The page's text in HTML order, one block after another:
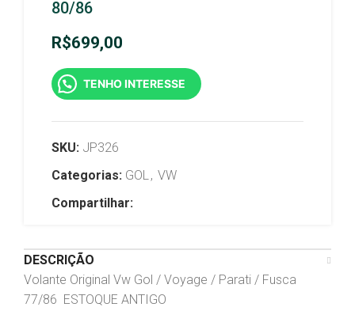
80/86
R$699,00
TENHO INTERESSE
SKU: JP326
Categorias: GOL , VW
Compartilhar:
DESCRIÇÃO
Volante Original Vw Gol / Voyage / Parati / Fusca
77/86 ESTOQUE ANTIGO